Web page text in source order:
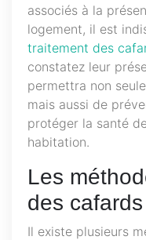
associés à la
logement, il est
traitement des
constatez leur
permettra non
mais aussi de
protéger la santé
habitation.
Les
des cafards
Il existe plusieurs